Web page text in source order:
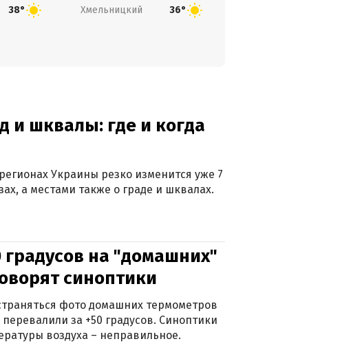
38° Хмельницкий 36°
и шквалы: где и когда
Украины резко изменится уже 7
а местами также о граде и шквалах.
на "домашних"
синоптики
фото домашних термометров
за +50 градусов. Синоптики
воздуха – неправильное.